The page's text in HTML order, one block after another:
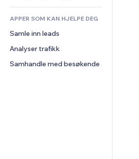
Søk
Vær
Diagrammer og tabeller
Anmeldelser og
APPER SOM KAN HJELPE DEG
Samle inn leads
Analyser trafikk
Samhandle med besøkende